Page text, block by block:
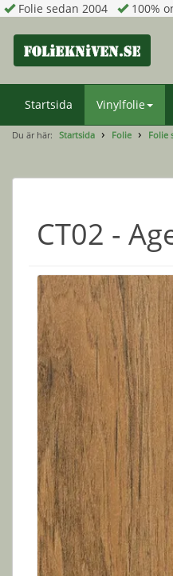
Folie sedan 2004 100%
Startsida Vinylfolie
Du är här: Startsida Folie Folie
CT02 -